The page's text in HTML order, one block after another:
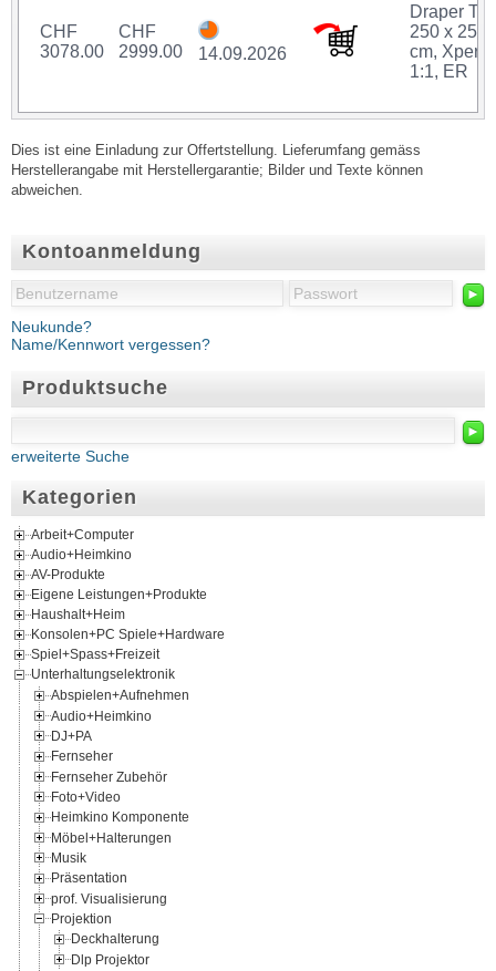
Kontoanmeldung
►
Neukunde?
Name/Kennwort vergessen?
Produktsuche
►
erweiterte Suche
Kategorien
Arbeit+Computer
Audio+Heimkino
AV-Produkte
Eigene Leistungen+Produkte
Haushalt+Heim
Konsolen+PC Spiele+Hardware
Spiel+Spass+Freizeit
Unterhaltungselektronik
Abspielen+Aufnehmen
Audio+Heimkino
DJ+PA
Fernseher
Fernseher Zubehör
Foto+Video
Heimkino Komponente
Möbel+Halterungen
Musik
Präsentation
prof. Visualisierung
Projektion
Deckhalterung
Dlp Projektor
CHF
3078.00
CHF
2999.00
14.09.2026
Draper
250 x 250
cm, Xpert,
1:1, ER
Dies ist eine Einladung zur Offertstellung. Lieferumfang gemäss
Herstellerangabe mit Herstellergarantie; Bilder und Texte können
abweichen.